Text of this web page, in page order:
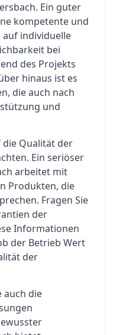
Ein guter
kompetente und
individuelle
bei
des Projekts
hinaus ist es
die auch nach
und
die Qualität der
Ein seriöser
arbeitet mit
Produkten, die
Fragen Sie
der
Informationen
der Betrieb Wert
der
auch die